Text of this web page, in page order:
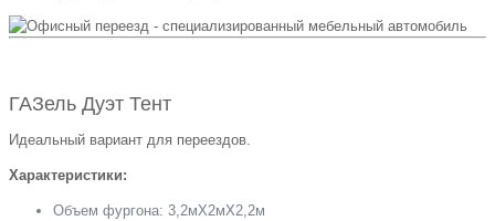
ГАЗель Дуэт Тент
Идеальный вариант для переездов.
Характеристики:
Объем фургона: 3,2мХ2мХ2,2м